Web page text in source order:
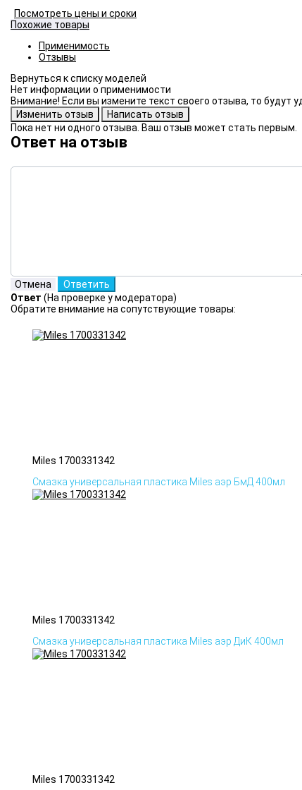
Посмотреть цены и сроки
Похожие товары
Применимость
Отзывы
Нет информации о применимости
Внимание! Если вы измените текст своего отзыва, то
Пока нет ни одного отзыва. Ваш отзыв может стать первым.
Ответ на отзыв
Ответ (На проверке у модератора)
Обратите внимание на сопутствующие товары:
Miles 1700331342
Смазка универсальная пластика Miles аэр БмД 400мл
Miles 1700331342
Смазка универсальная пластика Miles аэр ДиК 400мл
Miles 1700331342